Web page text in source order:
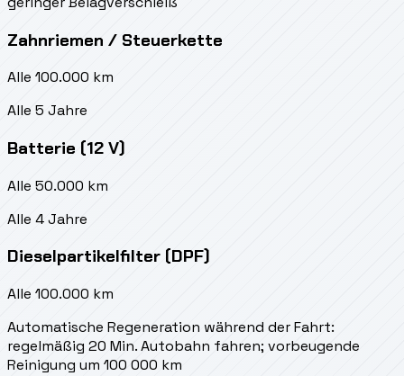
Zahnriemen / Steuerkette
Alle 100.000 km
Alle 5 Jahre
Batterie (12 V)
Alle 50.000 km
Alle 4 Jahre
Dieselpartikelfilter (DPF)
Alle 100.000 km
Automatische Regeneration während der Fahrt:
regelmäßig 20 Min. Autobahn fahren; vorbeugende
Reinigung um 100 000 km